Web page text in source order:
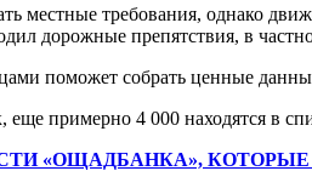
местные требования, однако
дорожные препятствия, в
поможет собрать ценные
примерно 4 000 находятся в
«ОЩАДБАНКА»,